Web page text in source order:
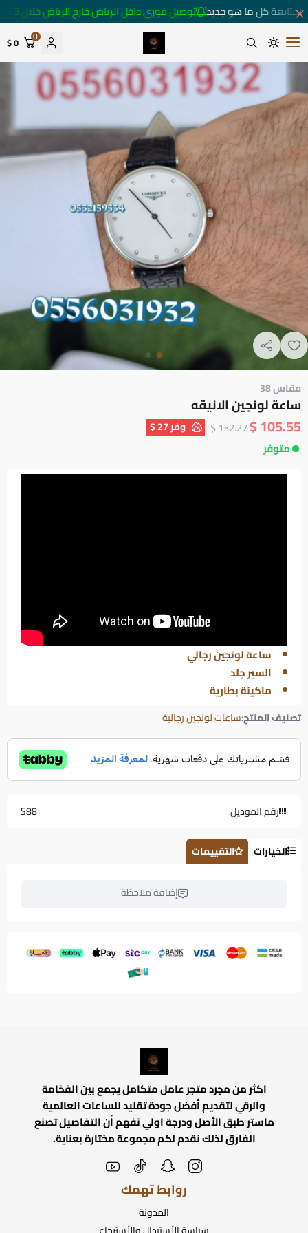
كل ما هو جديد توصيل فوري داخل الرياض خارج الرياض خلال 3 أيام 🚚
متجر ساعات رومانس
0
0 $
مقاس 38
ساعة لونجين الانيقه
105.55 $
132.27 $ وفر27 $
متوفر
ساعة لونجين رجالي
السير جلد
ماكينة بطارية
تصنيف المنتج:ساعات لونجين رجالية
رقم الموديل S88
الخيارات التقييمات
إضافة ملاحظة
اكثر من مجرد متجر عامل متكامل يجمع بين الفخامة
والرقي لتقديم أفضل جودة تقليد للساعات العالمية
ماستر طبق الأصل ودرجة اولي نفهم أن التفاصيل تصنع
الفارق لذلك نقدم لكم مجموعة مختارة بعناية.
روابط تهمك
المدونة